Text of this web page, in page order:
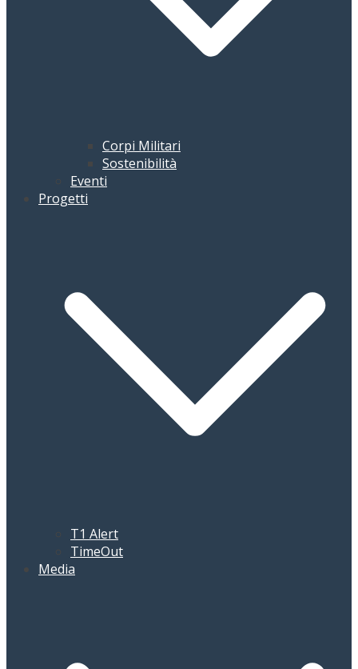
Corpi Militari
Sostenibilità
Eventi
Progetti
T1 Alert
TimeOut
Media